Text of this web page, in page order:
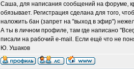
Саша, для написания сообщений на форуме,
обязывает. Регистрация сделана для того,
наложить бан (запрет на "выход в эфир")
А ты в личном профиле, там где написано
писали на рабочий e-mail. Если ещё что не
Ю. Ушаков